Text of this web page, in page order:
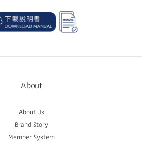
About
About Us
Brand Story
Member System